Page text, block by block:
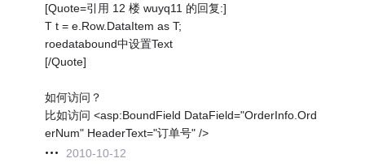
[Quote=引用 12 楼 wuyq11 的回复:]
T t = e.Row.DataItem as T;
roedatabound中设置Text
[/Quote]
如何访问？
比如访问 <asp:BoundField DataField="OrderInfo.Ord
erNum" HeaderText="订单号" />
2010-10-12